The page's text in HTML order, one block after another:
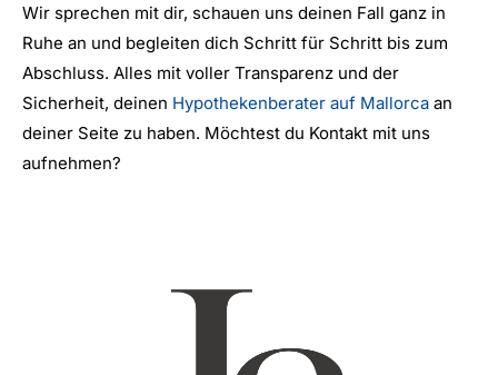
Wir sprechen mit dir, schauen uns deinen Fall ganz in
Ruhe an und begleiten dich Schritt für Schritt bis zum
Abschluss. Alles mit voller Transparenz und der
Sicherheit, deinen Hypothekenberater auf Mallorca an
deiner Seite zu haben. Möchtest du Kontakt mit uns
aufnehmen?